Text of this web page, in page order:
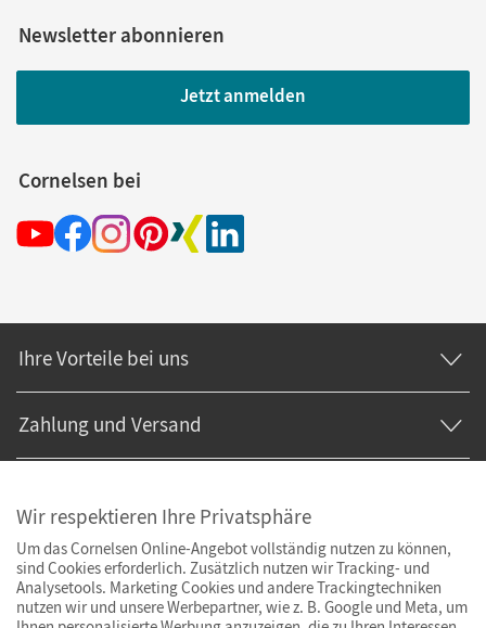
Newsletter abonnieren
Jetzt anmelden
Cornelsen bei
Ihre Vorteile bei uns
Zahlung und Versand
Wir respektieren Ihre Privatsphäre
Um das Cornelsen Online-Angebot vollständig nutzen zu können,
sind Cookies erforderlich. Zusätzlich nutzen wir Tracking- und
Analysetools. Marketing Cookies und andere Trackingtechniken
nutzen wir und unsere Werbepartner, wie z. B. Google und Meta, um